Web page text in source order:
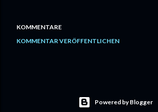
KOMMENTARE
KOMMENTAR VERÖFFENTLICHEN
Powered by Blogger